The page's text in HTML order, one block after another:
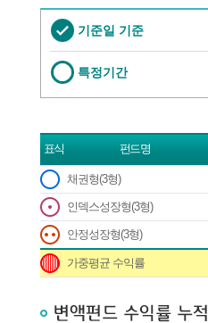
기준일 기준
특정기간
표식 펀드명
채권형(3형)
인덱스성장형(3형)
안정성장형(3형)
가중평균 수익률